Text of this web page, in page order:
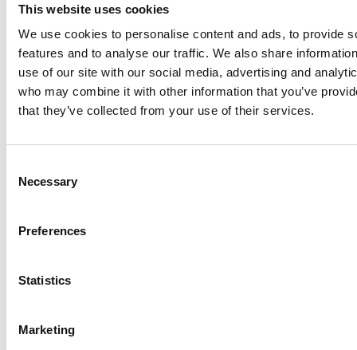
This website uses cookies
We use cookies to personalise content and ads, to provide
features and to analyse our traffic. We also share
use of our site with our social media, advertising and
who may combine it with other information that you’ve
that they’ve collected from your use of their services.
Selection
Necessary
Preferences
Statistics
Marketing